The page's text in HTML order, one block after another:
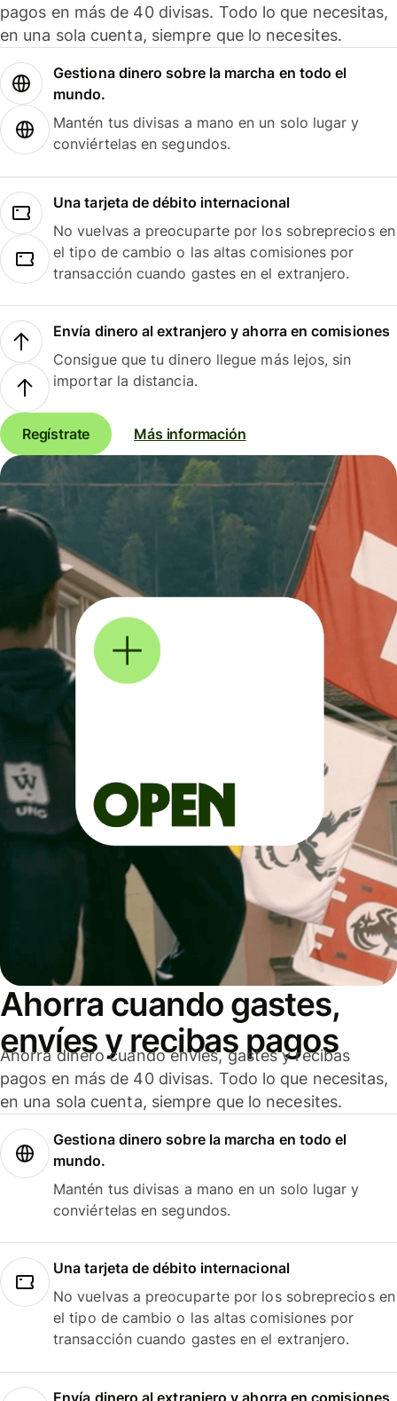
pagos en más de 40 divisas. Todo lo que necesitas,
en una sola cuenta, siempre que lo necesites.
Gestiona dinero sobre la marcha en todo el
mundo.
Mantén tus divisas a mano en un solo lugar y
conviértelas en segundos.
Una tarjeta de débito internacional
No vuelvas a preocuparte por los sobreprecios en
el tipo de cambio o las altas comisiones por
transacción cuando gastes en el extranjero.
Envía dinero al extranjero y ahorra en comisiones
Consigue que tu dinero llegue más lejos, sin
importar la distancia.
Regístrate Más información
Ahorra cuando gastes,
envíes y recibas pagos
Ahorra dinero cuando envíes, gastes y recibas
pagos en más de 40 divisas. Todo lo que necesitas,
en una sola cuenta, siempre que lo necesites.
Gestiona dinero sobre la marcha en todo el
mundo.
Mantén tus divisas a mano en un solo lugar y
conviértelas en segundos.
Una tarjeta de débito internacional
No vuelvas a preocuparte por los sobreprecios en
el tipo de cambio o las altas comisiones por
transacción cuando gastes en el extranjero.
Envía dinero al extranjero y ahorra en comisiones